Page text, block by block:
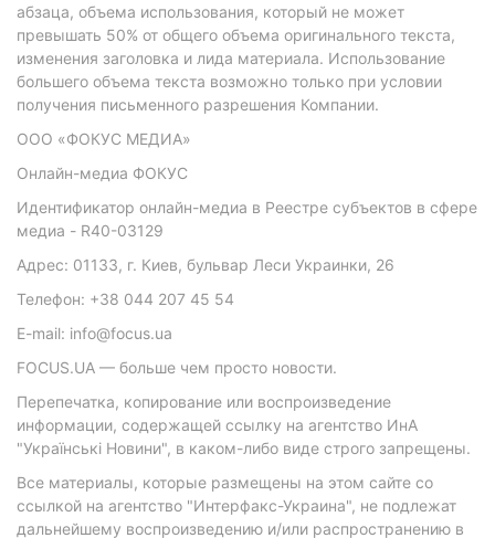
абзаца, объема использования, который не может
превышать 50% от общего объема оригинального текста,
изменения заголовка и лида материала. Использование
большего объема текста возможно только при условии
получения письменного разрешения Компании.
ООО «ФОКУС МЕДИА»
Онлайн-медиа ФОКУС
Идентификатор онлайн-медиа в Реестре субъектов в сфере
медиа - R40-03129
Адрес: 01133, г. Киев, бульвар Леси Украинки, 26
Телефон: +38 044 207 45 54
E-mail: info@focus.ua
FOCUS.UA — больше чем просто новости.
Перепечатка, копирование или воспроизведение
информации, содержащей ссылку на агентство ИнА
"Українські Новини", в каком-либо виде строго запрещены.
Все материалы, которые размещены на этом сайте со
ссылкой на агентство "Интерфакс-Украина", не подлежат
дальнейшему воспроизведению и/или распространению в